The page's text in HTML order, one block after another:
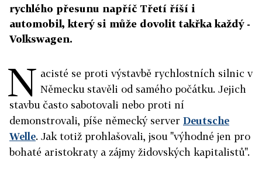
rychlého přesunu napříč Třetí říší i
automobil, který si může dovolit takřka každý -
Volkswagen.
N acisté se proti výstavbě rychlostních silnic v
Německu stavěli od samého počátku. Jejich
stavbu často sabotovali nebo proti ní
demonstrovali, píše německý server Deutsche
Welle. Jak totiž prohlašovali, jsou "výhodné jen pro
bohaté aristokraty a zájmy židovských kapitalistů".